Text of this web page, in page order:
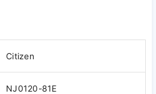
Citizen
NJ0120-81E